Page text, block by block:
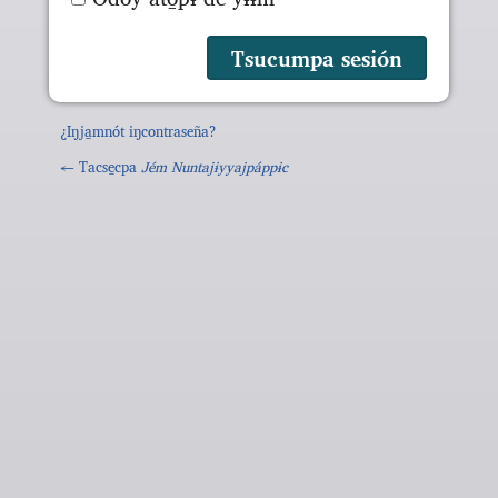
¿Iŋja̱mnót iŋcontraseña?
← Tacse̱cpa Jém Nuntajɨyyajpáppɨc